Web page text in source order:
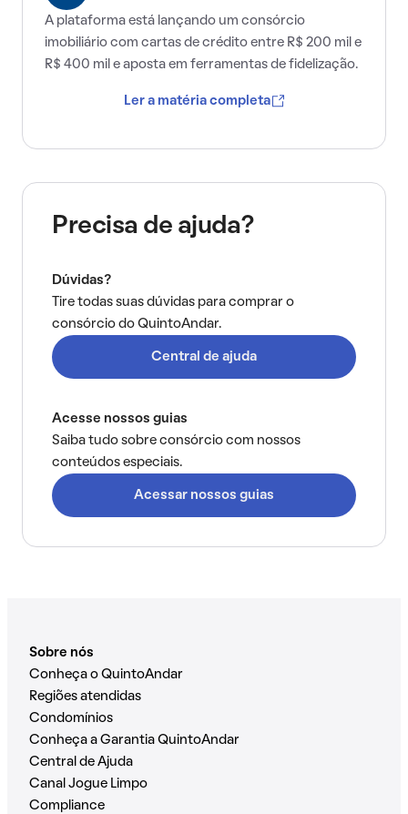
A plataforma está lançando um consórcio
imobiliário com cartas de crédito entre R$ 200 mil e
R$ 400 mil e aposta em ferramentas de fidelização.
Ler a matéria completa
Precisa de ajuda?
Dúvidas?
Tire todas suas dúvidas para comprar o
consórcio do QuintoAndar.
Central de ajuda
Acesse nossos guias
Saiba tudo sobre consórcio com nossos
conteúdos especiais.
Acessar nossos guias
Sobre nós
Conheça o QuintoAndar
Regiões atendidas
Condomínios
Conheça a Garantia QuintoAndar
Central de Ajuda
Canal Jogue Limpo
Compliance